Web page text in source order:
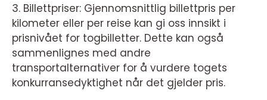
3. Billettpriser: Gjennomsnittlig billettpris per
kilometer eller per reise kan gi oss innsikt i
prisnivået for togbilletter. Dette kan også
sammenlignes med andre
transportalternativer for å vurdere togets
konkurransedyktighet når det gjelder pris.